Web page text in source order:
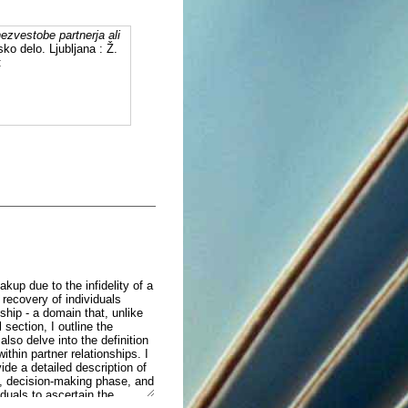
partnerja ali
delo. Ljubljana : Ž.
due to the infidelity of a
of individuals
- a domain that, unlike
section, I outline the
delve into the definition
partner relationships. I
a detailed description of
making phase, and
to ascertain the